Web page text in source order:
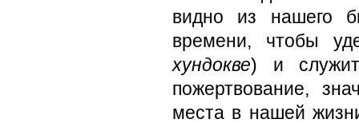
видно из нашего
времени, чтобы
хундокве) и
пожертвование,
места в нашей